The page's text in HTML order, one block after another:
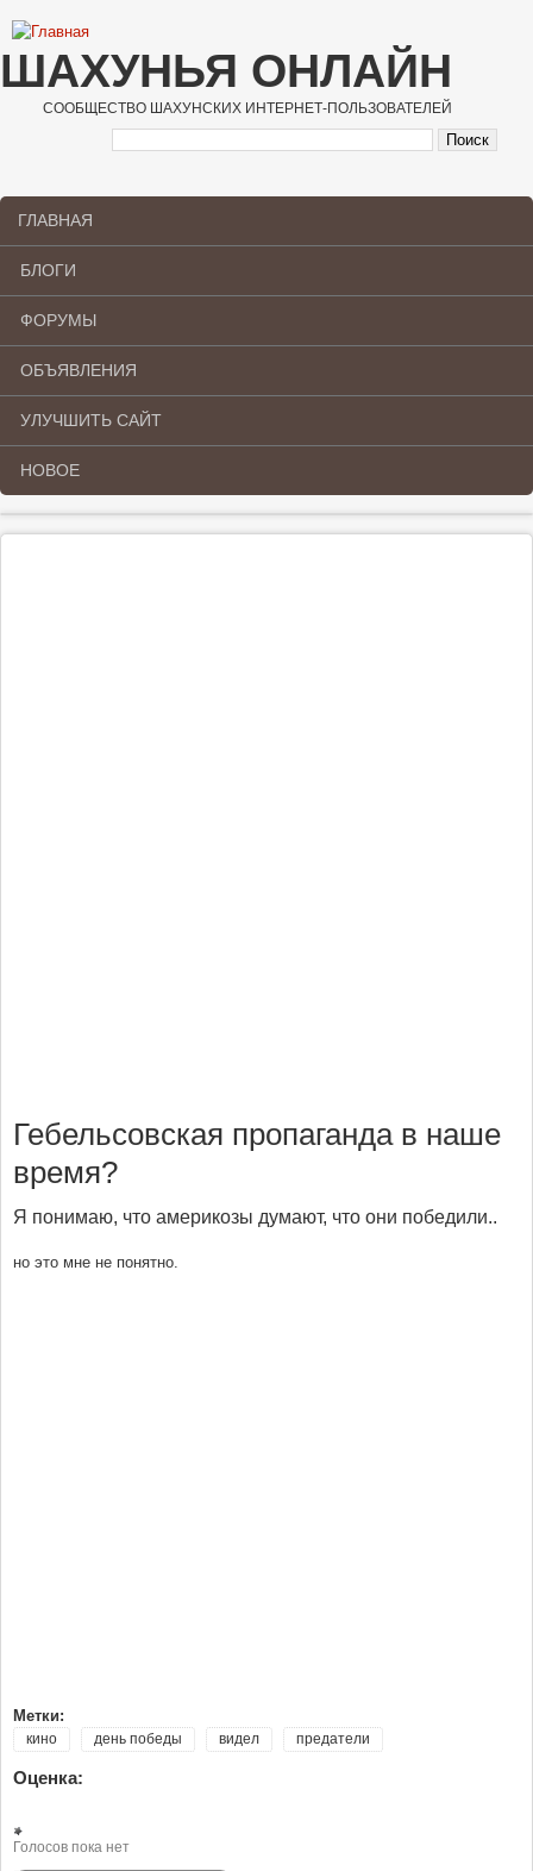
Перейти к основному содержанию
ШАХУНЬЯ ОНЛАЙН
СООБЩЕСТВО ШАХУНСКИХ ИНТЕРНЕТ-ПОЛЬЗОВАТЕЛЕЙ
Main menu
ГЛАВНАЯ
БЛОГИ
ФОРУМЫ
ОБЪЯВЛЕНИЯ
УЛУЧШИТЬ САЙТ
НОВОЕ
Гебельсовская пропаганда в наше
время?
Я понимаю, что америкозы думают, что они победили..
но это мне не понятно.
Метки:
кино день победы видел предатели
Оценка:
Голосов пока нет